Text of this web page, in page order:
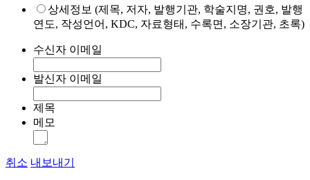
상세정보 (제목, 저자, 발행기관, 학술지명, 권호, 발행
연도, 작성언어, KDC, 자료형태, 수록면, 소장기관, 초록)
수신자 이메일
발신자 이메일
제목
메모
취소 내보내기